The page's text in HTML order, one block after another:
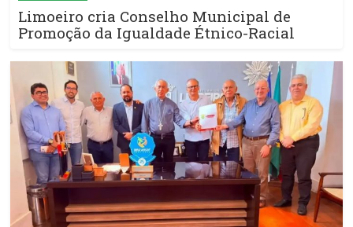
Limoeiro cria Conselho Municipal de
Promoção da Igualdade Étnico-Racial